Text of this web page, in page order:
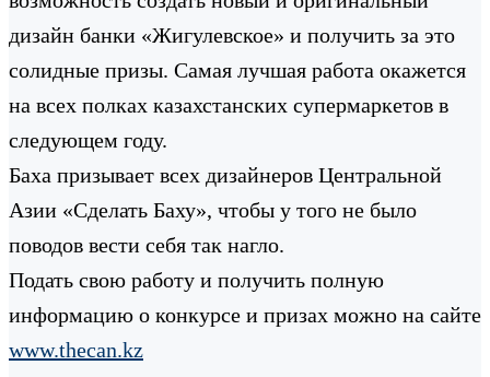
дизайн банки «Жигулевское» и получить за это
солидные призы. Самая лучшая работа окажется
на всех полках казахстанских супермаркетов в
следующем году.
Баха призывает всех дизайнеров Центральной
Азии «Сделать Баху», чтобы у того не было
поводов вести себя так нагло.
Подать свою работу и получить полную
информацию о конкурсе и призах можно на сайте
www.thecan.kz